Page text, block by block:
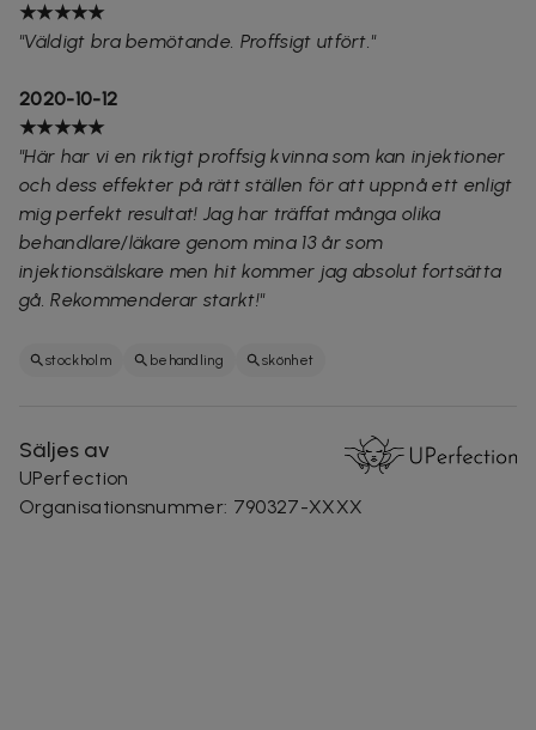
★★★★★
"Väldigt bra bemötande. Proffsigt utfört."
2020-10-12
★★★★★
"Här har vi en riktigt proffsig kvinna som kan injektioner
och dess effekter på rätt ställen för att uppnå ett enligt
mig perfekt resultat! Jag har träffat många olika
behandlare/läkare genom mina 13 år som
injektionsälskare men hit kommer jag absolut fortsätta
gå. Rekommenderar starkt!"
stockholm behandling skönhet
Säljes av
UPerfection
Organisationsnummer: 790327-XXXX